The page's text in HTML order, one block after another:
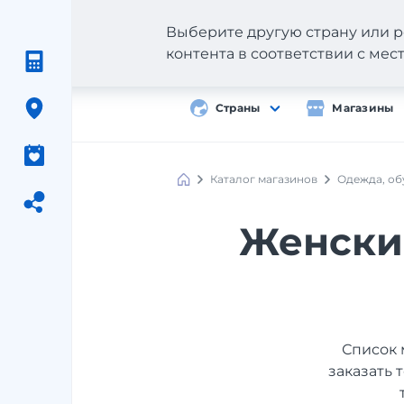
Страны Магазины
Выберите другую страну или
контента в соответствии с
Каталог магазинов Одежда,
Список
заказать